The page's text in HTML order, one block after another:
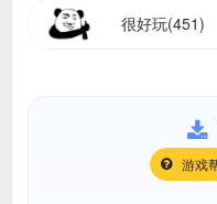
很好玩(451)
游戏